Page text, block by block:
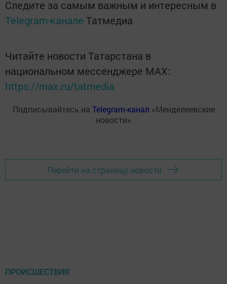
Следите за самым важным и интересным в
Telegram-канале Татмедиа
Читайте новости Татарстана в
национальном мессенджере MАХ:
https://max.ru/tatmedia
Подписывайтесь на Telegram-канал «Менделеевские
новости»
Перейти на страницу новости
ПРОИСШЕСТВИЯ